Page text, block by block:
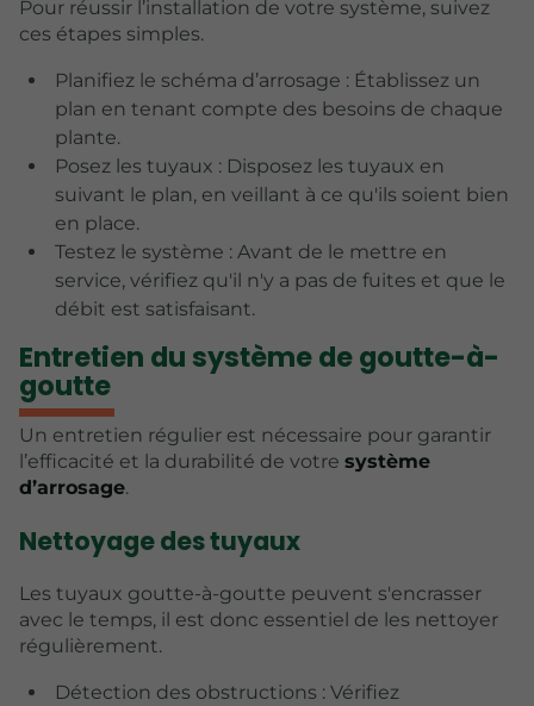
Pour réussir l’installation de votre système, suivez
ces étapes simples.
Planifiez le schéma d’arrosage : Établissez un
plan en tenant compte des besoins de chaque
plante.
Posez les tuyaux : Disposez les tuyaux en
suivant le plan, en veillant à ce qu'ils soient bien
en place.
Testez le système : Avant de le mettre en
service, vérifiez qu'il n'y a pas de fuites et que le
débit est satisfaisant.
Entretien du système de goutte-à-
goutte
Un entretien régulier est nécessaire pour garantir
l’efficacité et la durabilité de votre système
d’arrosage.
Nettoyage des tuyaux
Les tuyaux goutte-à-goutte peuvent s'encrasser
avec le temps, il est donc essentiel de les nettoyer
régulièrement.
Détection des obstructions : Vérifiez